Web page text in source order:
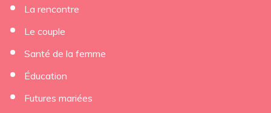
La rencontre
Le couple
Santé de la femme
Éducation
Futures mariées